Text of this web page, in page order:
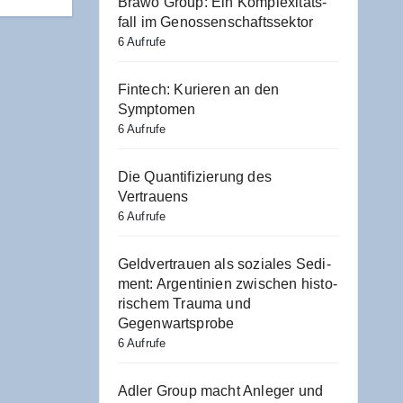
fall im Genossenschaftssektor
6 Aufrufe
Fin­tech: Kurie­ren an den
Symptomen
6 Aufrufe
Die Quan­ti­fi­zie­rung des
Vertrauens
6 Aufrufe
Geld­ver­trau­en als sozia­les Sedi­
ment: Argen­ti­ni­en zwi­schen his­to­
ri­schem Trau­ma und
Gegenwartsprobe
6 Aufrufe
Adler Group macht Anle­ger und